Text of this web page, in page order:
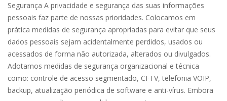
Segurança A privacidade e segurança das suas informações
pessoais faz parte de nossas prioridades. Colocamos em
prática medidas de segurança apropriadas para evitar que seus
dados pessoais sejam acidentalmente perdidos, usados ou
acessados de forma não autorizada, alterados ou divulgados.
Adotamos medidas de segurança organizacional e técnica
como: controle de acesso segmentado, CFTV, telefonia VOIP,
backup, atualização periódica de software e anti-vírus. Embora